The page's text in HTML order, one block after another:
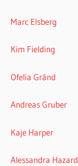
Marc Elsberg
Kim Fielding
Ofelia Gränd
Andreas Gruber
Kaje Harper
Alessandra Hazard